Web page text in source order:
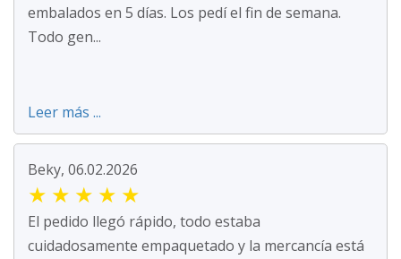
embalados en 5 días. Los pedí el fin de semana.
Todo gen...
Leer más ...
Beky, 06.02.2026
★ ★ ★ ★ ★
El pedido llegó rápido, todo estaba
cuidadosamente empaquetado y la mercancía está